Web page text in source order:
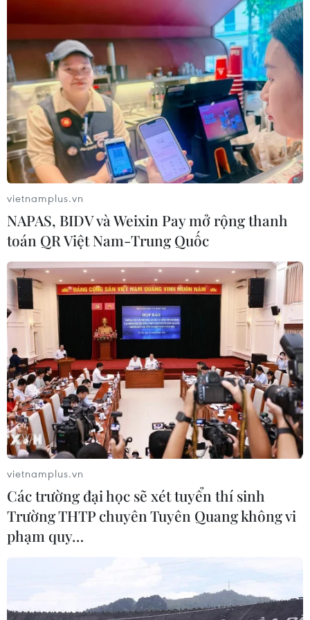
Màn đấu đối kháng đem về
chiếc HCV đầu tiên cho Pencak silat
29/08/2017 07:38
SEA Games 29: Cử tạ Việt Nam giành
thêm 1 Huy chương Đồng
29/08/2017 06:13
Hỗn loạn vì vé cho trận chung kết
U22 Malaysia-U22 Thái Lan
29/08/2017 04:24
Xem thêm
CƠ QUAN CHỦ QUẢN: THÔNG TẤN XÃ VIỆT NAM
Phó Tổng Biên tập: NGUYỄN THỊ TÁM, KHÚC THANH
THỦY
Sở hữu trí tuệ
TTXVN
vietnamplus.vn
NAPAS, BIDV và Weixin Pay mở rộng thanh
toán QR Việt Nam-Trung Quốc
vietnamplus.vn
Các trường đại học sẽ xét tuyển thí sinh
Trường THTP chuyên Tuyên Quang không vi
phạm quy…